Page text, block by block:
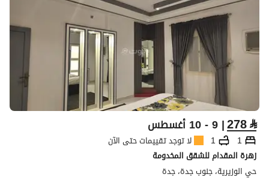
⃁
278| 9 - 10 أغسطس
1
1
لا توجد تقييمات حتى الآن
زهرة المقدام للشقق المخدومة
حي الوزيرية، جنوب جدة، جدة